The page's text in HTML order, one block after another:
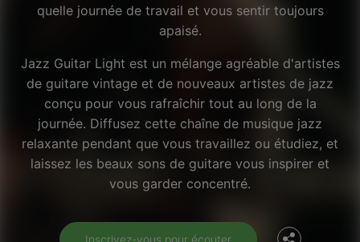
quelle journée de travail et vous sentir toujours
apaisé.
Jazz Guitar Light est un mélange agréable d'artistes
de guitare vintage et de nouveaux artistes de jazz
conçu pour vous rafraîchir tout au long de la
journée. Diffusez cette chaîne de musique jazz
relaxante pendant que vous travaillez ou étudiez, et
laissez les beaux sons de guitare vous inspirer et
vous garder concentré.
Inscrivez-vous pour écouter
Facebook